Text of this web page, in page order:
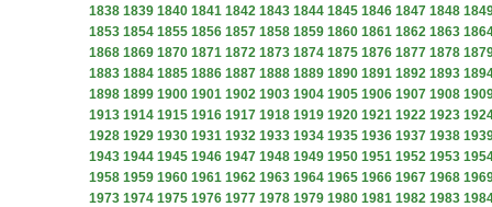
1838 1839 1840 1841 1842 1843 1844 1845 1846 1847 1848
1853 1854 1855 1856 1857 1858 1859 1860 1861 1862 1863
1868 1869 1870 1871 1872 1873 1874 1875 1876 1877 1878
1883 1884 1885 1886 1887 1888 1889 1890 1891 1892 1893
1898 1899 1900 1901 1902 1903 1904 1905 1906 1907 1908
1913 1914 1915 1916 1917 1918 1919 1920 1921 1922 1923
1928 1929 1930 1931 1932 1933 1934 1935 1936 1937 1938
1943 1944 1945 1946 1947 1948 1949 1950 1951 1952 1953
1958 1959 1960 1961 1962 1963 1964 1965 1966 1967 1968
1973 1974 1975 1976 1977 1978 1979 1980 1981 1982 1983